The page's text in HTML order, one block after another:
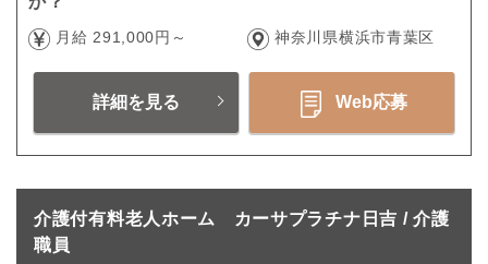
月給 291,000円～ 神奈川県横浜市青葉区
詳細を見る Web応募
介護付有料老人ホーム カーサプラチナ日吉 / 介護
職員